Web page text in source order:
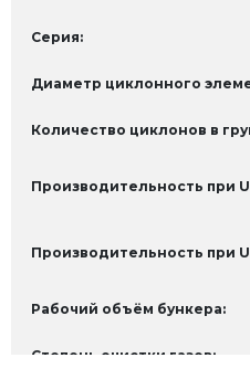
Серия:
Диаметр циклонного
Количество циклонов в
Производительность при
Производительность при
Рабочий объём бункера:
Степень очистки газов: